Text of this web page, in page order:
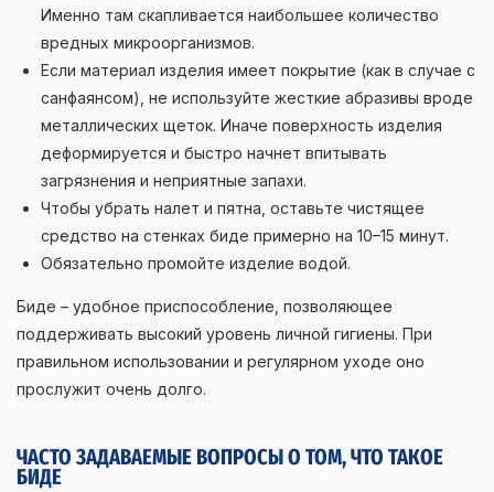
Именно там скапливается наибольшее количество
вредных микроорганизмов.
Если материал изделия имеет покрытие (как в случае с
санфаянсом), не используйте жесткие абразивы вроде
металлических щеток. Иначе поверхность изделия
деформируется и быстро начнет впитывать
загрязнения и неприятные запахи.
Чтобы убрать налет и пятна, оставьте чистящее
средство на стенках биде примерно на 10–15 минут.
Обязательно промойте изделие водой.
Биде – удобное приспособление, позволяющее
поддерживать высокий уровень личной гигиены. При
правильном использовании и регулярном уходе оно
прослужит очень долго.
ЧАСТО ЗАДАВАЕМЫЕ ВОПРОСЫ О ТОМ, ЧТО ТАКОЕ
БИДЕ